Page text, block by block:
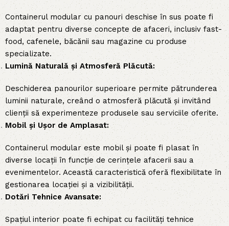
Containerul modular cu panouri deschise în sus poate fi
adaptat pentru diverse concepte de afaceri, inclusiv fast-
food, cafenele, băcănii sau magazine cu produse
specializate.
Lumină Naturală și Atmosferă Plăcută:
Deschiderea panourilor superioare permite pătrunderea
luminii naturale, creând o atmosferă plăcută și invitând
clienții să experimenteze produsele sau serviciile oferite.
Mobil și Ușor de Amplasat:
Containerul modular este mobil și poate fi plasat în
diverse locații în funcție de cerințele afacerii sau a
evenimentelor. Această caracteristică oferă flexibilitate în
gestionarea locației și a vizibilității.
Dotări Tehnice Avansate:
Spațiul interior poate fi echipat cu facilități tehnice